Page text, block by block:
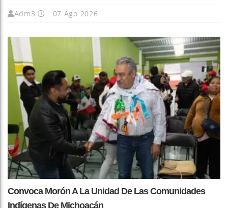
Adm3 07 Ago 2026
Convoca Morón A La Unidad De Las Comunidades
Indígenas De Michoacán